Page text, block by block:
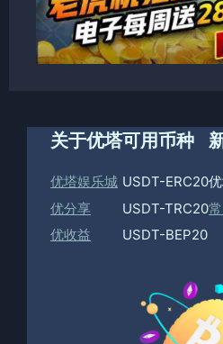
关于优塔
优塔娱乐城
优分享
优收益
可用币种
USDT-ERC20
USDT-TRC20
USDT-BEP20